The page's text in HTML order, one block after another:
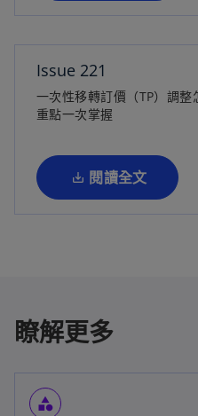
Issue 221
一次性移轉訂價（TP）調
重點一次掌握
閱讀全文
在
新
籤
中
瞭解更多
category